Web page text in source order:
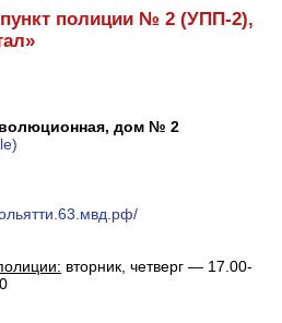
полиции № 2 (УПП-2),
дом № 2
вторник, четверг — 17.00-